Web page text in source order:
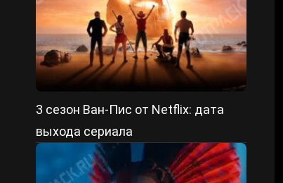
3 сезон Ван-Пис от Netflix: дата
выхода сериала